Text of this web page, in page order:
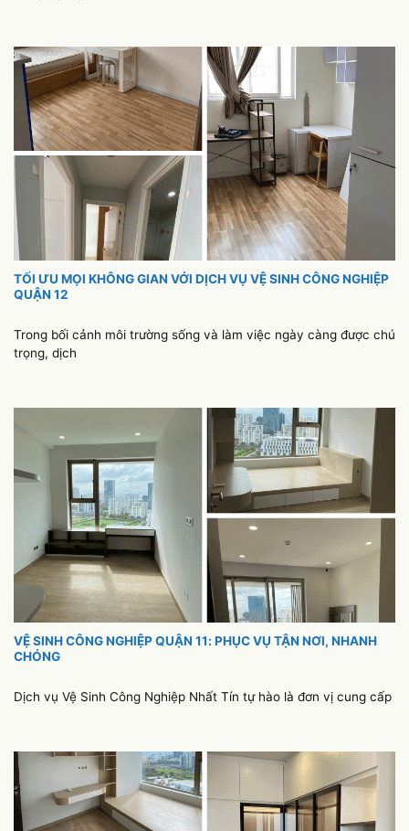
TỐI ƯU MỌI KHÔNG GIAN VỚI DỊCH VỤ VỆ SINH CÔNG NGHIỆP
QUẬN 12
Trong bối cảnh môi trường sống và làm việc ngày càng được chú
trọng, dịch
VỆ SINH CÔNG NGHIỆP QUẬN 11: PHỤC VỤ TẬN NƠI, NHANH
CHÓNG
Dịch vụ Vệ Sinh Công Nghiệp Nhất Tín tự hào là đơn vị cung cấp